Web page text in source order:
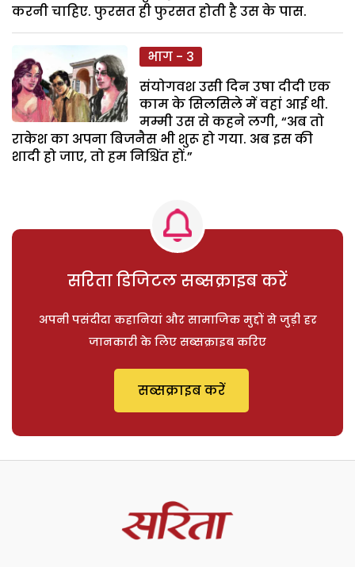
करनी चाहिए. फुरसत ही फुरसत होती है उस के पास.
भाग - 3
संयोगवश उसी दिन उषा दीदी एक
काम के सिलसिले में वहां आई थी.
मम्मी उस से कहने लगी, “अब तो
राकेश का अपना बिजनैस भी शुरू हो गया. अब इस की
शादी हो जाए, तो हम निश्चिंत हों.”
सरिता डिजिटल सब्सक्राइब करें
अपनी पसंदीदा कहानियां और सामाजिक मुद्दों से जुड़ी हर
जानकारी के लिए सब्सक्राइब करिए
सब्सक्राइब करें